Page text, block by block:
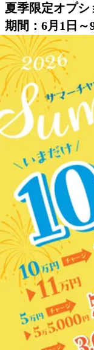
夏季限定オプシ
期間：6月1日～
内容：目や頭を
冷感の炭酸スプ
皮を刺激してい
今年のアロマは
（フローラル系
肩くび、目や頭
したい方にお
炭酸泡のぱち
アロマの香り
極上のひんや
さい😊
※爽快ヘッドス
通常コース（フ
合わせてご案
爽快SETコー
爽快ヘッドス
平日は通常価